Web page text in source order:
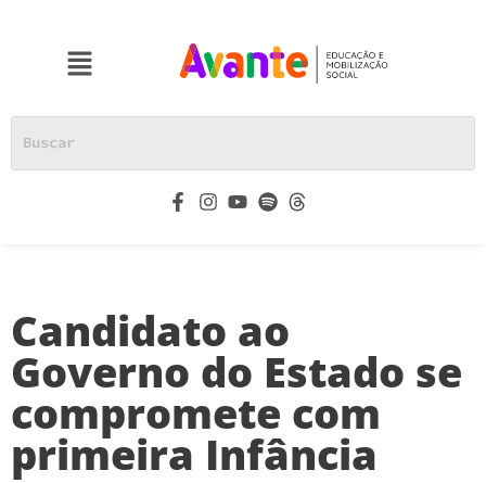
Candidato ao
Governo do Estado se
compromete com
primeira Infância